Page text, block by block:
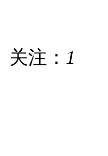
关注： 1